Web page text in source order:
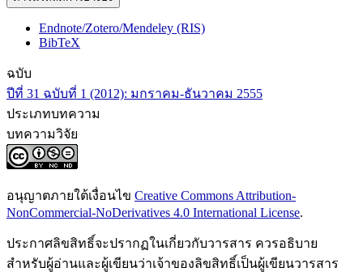
Endnote/Zotero/Mendeley (RIS)
BibTeX
ฉบับ
ปีที่ 31 ฉบับที่ 1 (2012): มกราคม-ธันวาคม 2555
ประเภทบทความ
บทความวิจัย
อนุญาตภายใต้เงื่อนไข Creative Commons Attribution-
NonCommercial-NoDerivatives 4.0 International License.
ประกาศลิขสิทธิ์จะปรากฏในเกี่ยวกับวารสาร ควรอธิบาย
สำหรับผู้อ่านและผู้เขียนว่าเจ้าของลิขสิทธิ์เป็นผู้เขียนวารสาร